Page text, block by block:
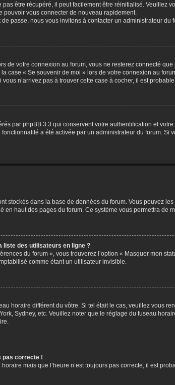
être récupéré, il peut facilement être réinitialisé. Veuillez
pouvoir vous connecter de nouveau rapidement.
passe, nous vous invitons à contacter un administrateur du
de votre connexion au forum, vous ne resterez connecté
case « Se souvenir de moi » lors de votre connexion au
n’arrivez pas à trouver cette case à cocher, il est
par phpBB 3.3 qui conservent votre authentification et
a été activée par un administrateur du forum.
stockés dans la base de données du forum. Vous pouvez
en haut des pages du forum. Ce système vous permettra de
liste des utilisateurs en ligne ?
du forum », vous trouverez l’option « Masquer mon
comme étant un utilisateur invisible.
horaire différent du vôtre. Si tel était le cas, veuillez vous
Sydney, etc. Veuillez noter que le réglage du fuseau
pas correcte !
mais que l’heure n’est toujours pas correcte, il est